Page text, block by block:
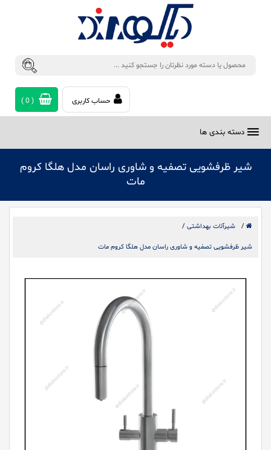
حساب کاربری (
0
)
دسته بندی ها
شیر ظرفشویی تصفیه و شاوری راسان مدل هلگا کروم
مات
/ شیرآلات بهداشتی /
شیر ظرفشویی تصفیه و شاوری راسان مدل هلگا کروم مات